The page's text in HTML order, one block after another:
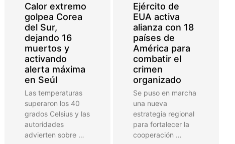
Calor extremo
golpea Corea
del Sur,
dejando 16
muertos y
activando
alerta máxima
en Seúl
Las temperaturas
superaron los 40
grados Celsius y las
autoridades
advierten sobre …
Ejército de
EUA activa
alianza con 18
países de
América para
combatir el
crimen
organizado
Se puso en marcha
una nueva
estrategia regional
para fortalecer la
cooperación …